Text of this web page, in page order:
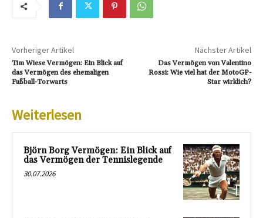
Vorheriger Artikel
Tim Wiese Vermögen: Ein Blick auf
das Vermögen des ehemaligen
Fußball-Torwarts
Nächster Artikel
Das Vermögen von Valentino
Rossi: Wie viel hat der MotoGP-
Star wirklich?
Weiterlesen
Björn Borg Vermögen: Ein Blick auf
das Vermögen der Tennislegende
30.07.2026